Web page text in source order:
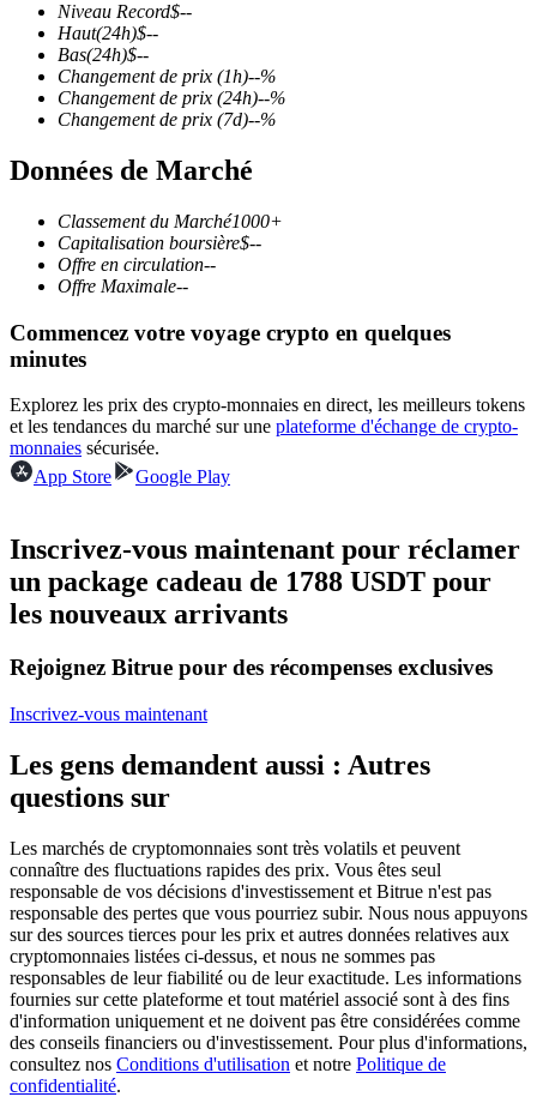
Futures COIN-M
Contrats à terme sur crypto-monnaie
premières
Futures USDC
Rejoignez les meilleurs traders
Devenez un trader de copie
Profitez du partage des bénéfices et des commissions de copy
trading
Niveau Record$--
Haut(24h)$--
Bas(24h)$--
Changement de prix (1h)--%
Changement de prix (24h)--%
Changement de prix (7d)--%
Données de Marché
Classement du Marché1000+
Capitalisation boursière$--
Offre en circulation--
Offre Maximale--
Commencez votre voyage crypto en quelques
minutes
Explorez les prix des crypto-monnaies en direct, les meilleurs tokens
et les tendances du marché sur une plateforme d'échange de crypto-
monnaies sécurisée.
App Store
Google Play
Inscrivez-vous maintenant pour réclamer
un package cadeau de 1788 USDT pour
les nouveaux arrivants
Rejoignez Bitrue pour des récompenses exclusives
Inscrivez-vous maintenant
Les gens demandent aussi : Autres
questions sur
Les marchés de cryptomonnaies sont très volatils et peuvent
connaître des fluctuations rapides des prix. Vous êtes seul
responsable de vos décisions d'investissement et Bitrue n'est pas
responsable des pertes que vous pourriez subir. Nous nous appuyons
sur des sources tierces pour les prix et autres données relatives aux
cryptomonnaies listées ci-dessus, et nous ne sommes pas
responsables de leur fiabilité ou de leur exactitude. Les informations
fournies sur cette plateforme et tout matériel associé sont à des fins
d'information uniquement et ne doivent pas être considérées comme
des conseils financiers ou d'investissement. Pour plus d'informations,
consultez nos Conditions d'utilisation et notre Politique de
confidentialité.